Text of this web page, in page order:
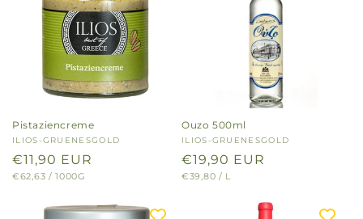
Pistaziencreme
Anbieter:
ILIOS-GRUENESGOLD
Normaler
Preis
€11,90 EUR
GRUNDPREIS
€62,63 / PRO
1000G
Ouzo 500ml
Anbieter:
ILIOS-GRUENESGOLD
Normaler
Preis
€19,90 EUR
GRUNDPREIS
€39,80 / PRO
L